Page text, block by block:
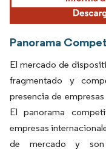
Panorama
El mercado de
fragmentado y
presencia de
El panorama
empresas
de mercado y son